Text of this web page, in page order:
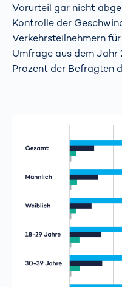
Vorurteil gar nicht
Kontrolle der
Verkehrsteilnehmern
Umfrage aus dem Jahr
Prozent der Befragten